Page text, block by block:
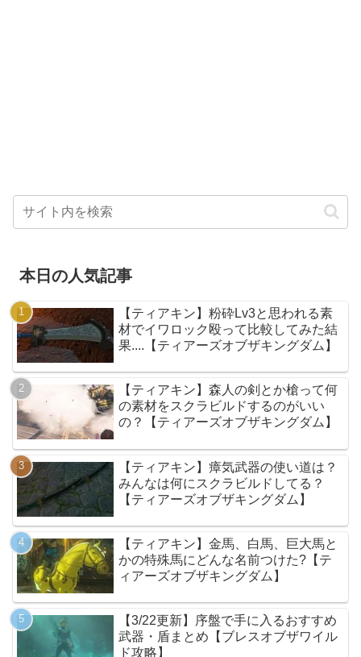
本日の人気記事
【ティアキン】粉砕Lv3と思われる素
材でイワロック殴って比較してみた結
果....【ティアーズオブザキングダム】
【ティアキン】森人の剣とか槍って何
の素材をスクラビルドするのがいい
の？【ティアーズオブザキングダム】
【ティアキン】瘴気武器の使い道は？
みんなは何にスクラビルドしてる？
【ティアーズオブザキングダム】
【ティアキン】金馬、白馬、巨大馬と
かの特殊馬にどんな名前つけた?【テ
ィアーズオブザキングダム】
【3/22更新】序盤で手に入るおすすめ
武器・盾まとめ【ブレスオブザワイル
ド攻略】